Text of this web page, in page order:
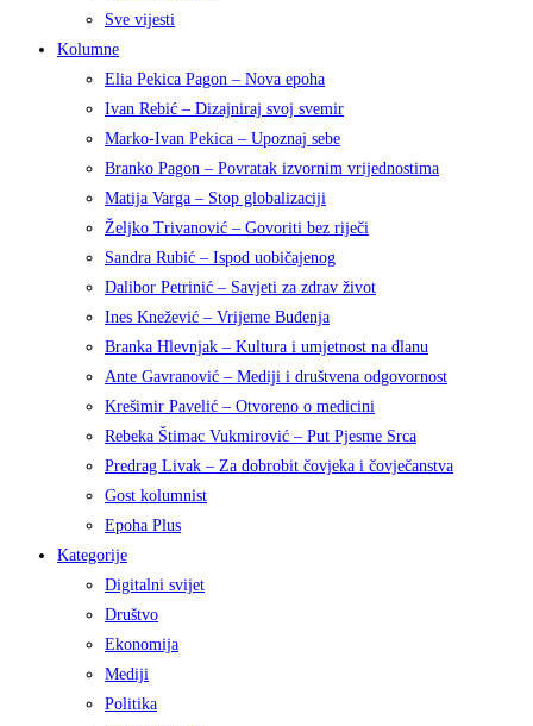
Sve vijesti
Kolumne
Elia Pekica Pagon – Nova epoha
Ivan Rebić – Dizajniraj svoj svemir
Marko-Ivan Pekica – Upoznaj sebe
Branko Pagon – Povratak izvornim vrijednostima
Matija Varga – Stop globalizaciji
Željko Trivanović – Govoriti bez riječi
Sandra Rubić – Ispod uobičajenog
Dalibor Petrinić – Savjeti za zdrav život
Ines Knežević – Vrijeme Buđenja
Branka Hlevnjak – Kultura i umjetnost na dlanu
Ante Gavranović – Mediji i društvena odgovornost
Krešimir Pavelić – Otvoreno o medicini
Rebeka Štimac Vukmirović – Put Pjesme Srca
Predrag Livak – Za dobrobit čovjeka i čovječanstva
Gost kolumnist
Epoha Plus
Kategorije
Digitalni svijet
Društvo
Ekonomija
Mediji
Politika